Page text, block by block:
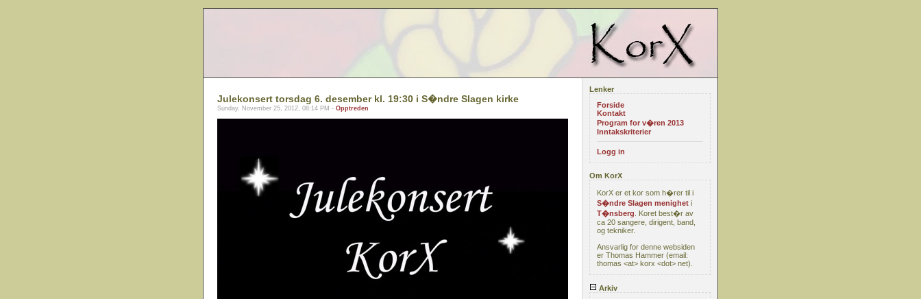
Julekonsert torsdag 6. desember kl. 19:30 i S�ndre Slagen kirke
Sunday, November 25, 2012, 08:14 PM - Opptreden
Lenker
Forside
Kontakt
Program for v�ren 2013
Inntakskriterier
Logg in
Om KorX
KorX er et kor som h�rer til i
S�ndre Slagen menighet i
T�nsberg . Koret best�r av
ca 20 sangere, dirigent, band,
og tekniker.
Ansvarlig for denne websiden
er Thomas Hammer (email:
thomas <at> korx <dot> net).
Arkiv